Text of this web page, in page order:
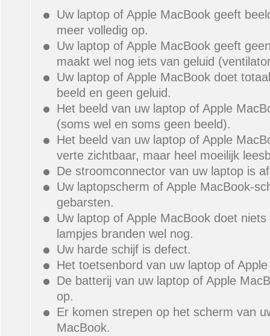
Uw laptop of Apple MacBook geeft
meer volledig op.
Uw laptop of Apple MacBook geeft
maakt wel nog iets van geluid
Uw laptop of Apple MacBook doet
beeld en geen geluid.
Het beeld van uw laptop of Apple
(soms wel en soms geen beeld).
Het beeld van uw laptop of Apple
verte zichtbaar, maar heel moeilijk
De stroomconnector van uw laptop is
Uw laptopscherm of Apple MacBook-
gebarsten.
Uw laptop of Apple MacBook doet
lampjes branden wel nog.
Uw harde schijf is defect.
Het toetsenbord van uw laptop of
De batterij van uw laptop of Apple
op.
Er komen strepen op het scherm van
MacBook.